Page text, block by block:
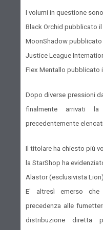
I volumi in questione sono
Black Orchid pubblicato
MoonShadow pubblicato
Justice League
Flex Mentallo pubblicato
Dopo diverse pressioni
finalmente arrivati
precedentemente
Il titolare ha chiesto più
la StarShop ha
Alastor (esclusivista
E' altresì emerso
precedenza alle
distribuzione diretta